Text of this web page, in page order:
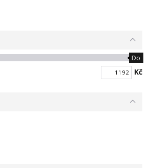
Do
Kč